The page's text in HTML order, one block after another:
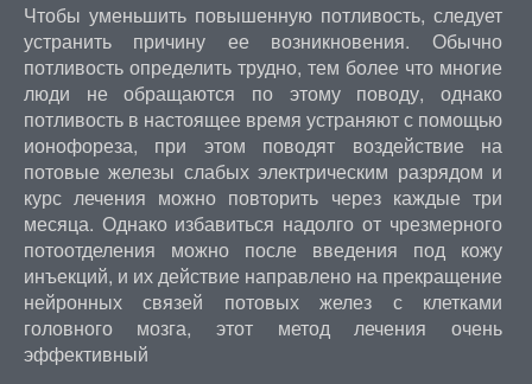
Чтобы уменьшить повышенную потливость, следует
устранить причину ее возникновения. Обычно
потливость определить трудно, тем более что многие
люди не обращаются по этому поводу, однако
потливость в настоящее время устраняют с помощью
ионофореза, при этом поводят воздействие на
потовые железы слабых электрическим разрядом и
курс лечения можно повторить через каждые три
месяца. Однако избавиться надолго от чрезмерного
потоотделения можно после введения под кожу
инъекций, и их действие направлено на прекращение
нейронных связей потовых желез с клетками
головного мозга, этот метод лечения очень
эффективный